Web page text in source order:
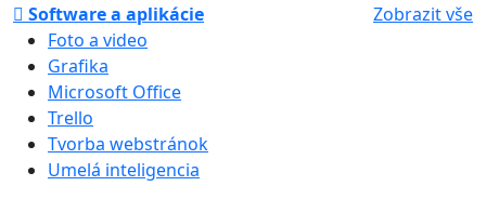
Software a aplikácie
Zobrazit vše
Foto a video
Grafika
Microsoft Office
Trello
Tvorba webstránok
Umelá inteligencia